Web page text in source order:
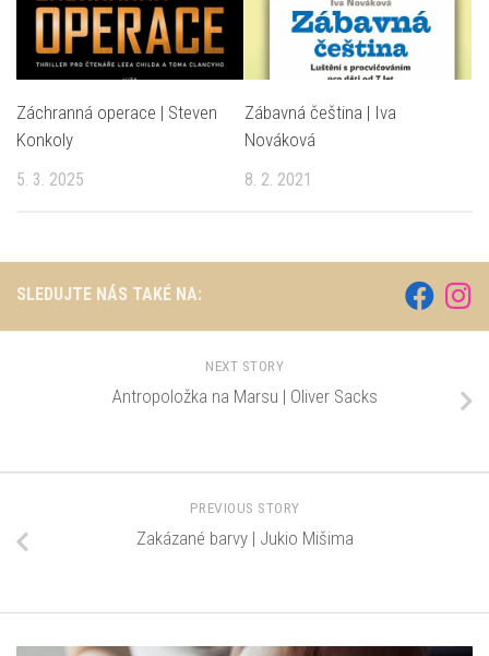
Záchranná operace | Steven
Konkoly
5. 3. 2025
Zábavná čeština | Iva
Nováková
8. 2. 2021
SLEDUJTE NÁS TAKÉ NA:
NEXT STORY
Antropoložka na Marsu | Oliver Sacks
PREVIOUS STORY
Zakázané barvy | Jukio Mišima